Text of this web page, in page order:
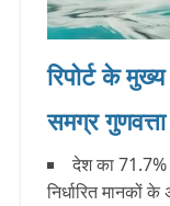
रिपोर्ट के मुख्य
समग्र
देश का
निर्धारित मानकों